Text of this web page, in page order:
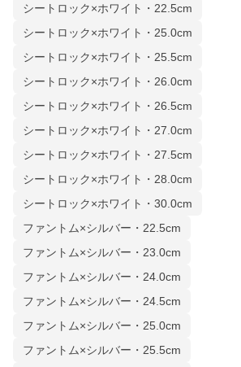
シートロック×ホワイト・22.5cm
シートロック×ホワイト・25.0cm
シートロック×ホワイト・25.5cm
シートロック×ホワイト・26.0cm
シートロック×ホワイト・26.5cm
シートロック×ホワイト・27.0cm
シートロック×ホワイト・27.5cm
シートロック×ホワイト・28.0cm
シートロック×ホワイト・30.0cm
ファントム×シルバー・22.5cm
ファントム×シルバー・23.0cm
ファントム×シルバー・24.0cm
ファントム×シルバー・24.5cm
ファントム×シルバー・25.0cm
ファントム×シルバー・25.5cm